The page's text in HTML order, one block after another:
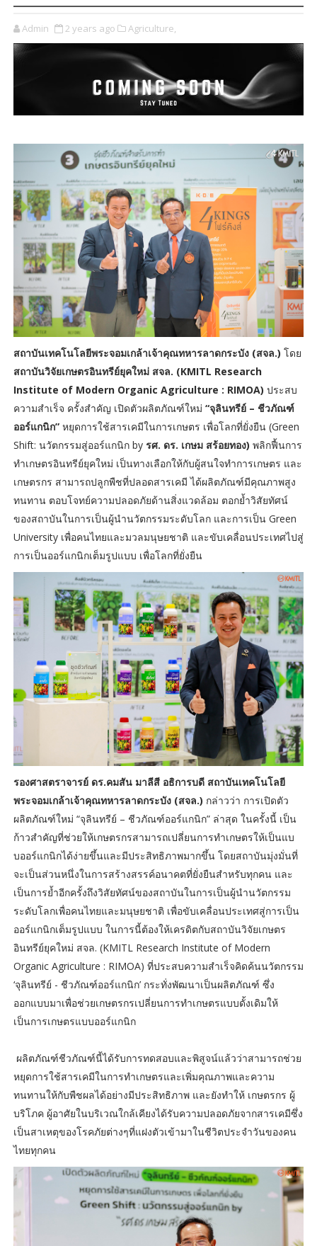
Admin 2 years ago Agriculture,
สถาบันเทคโนโลยีพระจอมเกล้าเจ้าคุณทหารลาดกระบัง (สจล.) โดย
สถาบันวิจัยเกษตรอินทรีย์ยุคใหม่ สจล. (KMITL Research
Institute of Modern Organic Agriculture : RIMOA) ประสบ
ความสำเร็จ ครั้งสำคัญ เปิดตัวผลิตภัณฑ์ใหม่ “จุลินทรีย์ – ชีวภัณฑ์
ออร์แกนิก” หยุดการใช้สารเคมีในการเกษตร เพื่อโลกที่ยั่งยืน (Green
Shift: นวัตกรรมสู่ออร์แกนิก by รศ. ดร. เกษม สร้อยทอง) พลิกฟื้นการ
ทำเกษตรอินทรีย์ยุคใหม่ เป็นทางเลือกให้กับผู้สนใจทำการเกษตร และ
เกษตรกร สามารถปลูกพืชที่ปลอดสารเคมี ได้ผลิตภัณฑ์มีคุณภาพสูง
ทนทาน ตอบโจทย์ความปลอดภัยด้านสิ่งแวดล้อม ตอกย้ำวิสัยทัศน์
ของสถาบันในการเป็นผู้นำนวัตกรรมระดับโลก และการเป็น Green
University เพื่อคนไทยและมวลมนุษยชาติ และขับเคลื่อนประเทศไปสู่
การเป็นออร์แกนิกเต็มรูปแบบ เพื่อโลกที่ยั่งยืน
รองศาสตราจารย์ ดร.คมสัน มาลีสี อธิการบดี สถาบันเทคโนโลยี
พระจอมเกล้าเจ้าคุณทหารลาดกระบัง (สจล.) กล่าวว่า การเปิดตัว
ผลิตภัณฑ์ใหม่ “จุลินทรีย์ – ชีวภัณฑ์ออร์แกนิก” ล่าสุด ในครั้งนี้ เป็น
ก้าวสำคัญที่ช่วยให้เกษตรกรสามารถเปลี่ยนการทำเกษตรให้เป็นแบ
บออร์แกนิกได้ง่ายขึ้นและมีประสิทธิภาพมากขึ้น โดยสถาบันมุ่งมั่นที่
จะเป็นส่วนหนึ่งในการสร้างสรรค์อนาคตที่ยั่งยืนสำหรับทุกคน และ
เป็นการย้ำอีกครั้งถึงวิสัยทัศน์ของสถาบันในการเป็นผู้นำนวัตกรรม
ระดับโลกเพื่อคนไทยและมนุษยชาติ เพื่อขับเคลื่อนประเทศสู่การเป็น
ออร์แกนิกเต็มรูปแบบ ในการนี้ต้องให้เครดิตกับสถาบันวิจัยเกษตร
อินทรีย์ยุคใหม่ สจล. (KMITL Research Institute of Modern
Organic Agriculture : RIMOA) ที่ประสบความสำเร็จคิดค้นนวัตกรรม
‘จุลินทรีย์ - ชีวภัณฑ์ออร์แกนิก’ กระทั่งพัฒนาเป็นผลิตภัณฑ์ ซึ่ง
ออกแบบมาเพื่อช่วยเกษตรกรเปลี่ยนการทำเกษตรแบบดั้งเดิมให้
เป็นการเกษตรแบบออร์แกนิก
ผลิตภัณฑ์ชีวภัณฑ์นี้ได้รับการทดสอบและพิสูจน์แล้วว่าสามารถช่วย
หยุดการใช้สารเคมีในการทำเกษตรและเพิ่มคุณภาพและความ
ทนทานให้กับพืชผลได้อย่างมีประสิทธิภาพ และยังทำให้ เกษตรกร ผู้
บริโภค ผู้อาศัยในบริเวณใกล้เคียงได้รับความปลอดภัยจากสารเคมีซึ่ง
เป็นสาเหตุของโรคภัยต่างๆที่แฝงตัวเข้ามาในชีวิตประจำวันของคน
ไทยทุกคน